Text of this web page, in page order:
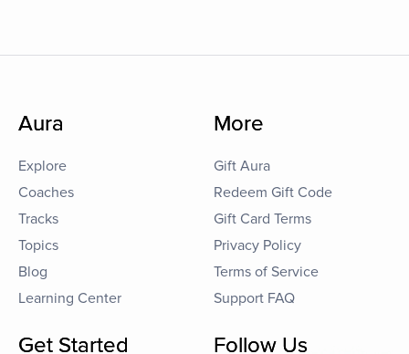
Aura
Explore
Coaches
Tracks
Topics
Blog
Learning Center
More
Gift Aura
Redeem Gift Code
Gift Card Terms
Privacy Policy
Terms of Service
Support FAQ
Get Started Follow Us